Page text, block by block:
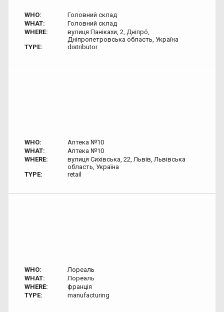
WHO:
Головний склад
WHAT:
Головний склад
WHERE:
вулиця Панікахи, 2, Дніпро́,
Дніпропетровська область, Україна
TYPE:
distributor
WHO:
Аптека №10
WHAT:
Аптека №10
WHERE:
вулиця Сихівська, 22, Львів, Львівська
область, Україна
TYPE:
retail
WHO:
Лореаль
WHAT:
Лореаль
WHERE:
франція
TYPE:
manufacturing